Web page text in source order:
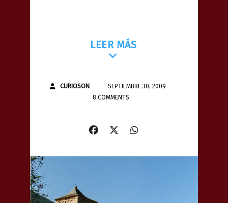
LEER MÁS
CURIOSON
SEPTIEMBRE 30, 2009
8 COMMENTS